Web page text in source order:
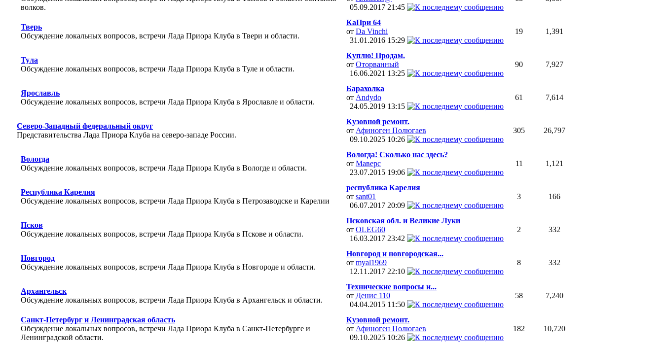
волков.
05.09.2017 21:45
Тверь
Обсуждение локальных вопросов, встречи Лада Приора Клуба в Твери и области.
КаПри 64
от Da Vinchi
31.01.2016 15:29
19 1,391
Тула
Обсуждение локальных вопросов, встречи Лада Приора Клуба в Туле и области.
Куплю! Продам.
от Оторванный
16.06.2021 13:25
90 7,927
Ярославль
Обсуждение локальных вопросов, встречи Лада Приора Клуба в Ярославле и области.
Барахолка
от Andydo
24.05.2019 13:15
61 7,614
Северо-Западный федеральный округ
Представительства Лада Приора Клуба на северо-западе России.
Кузовной ремонт.
от Афиноген Полюгаев
09.10.2025 10:26
305 26,797
Вологда
Обсуждение локальных вопросов, встречи Лада Приора Клуба в Вологде и области.
Вологда! Сколько нас здесь?
от Маверс
23.07.2015 19:06
11 1,121
Республика Карелия
Обсуждение локальных вопросов, встречи Лада Приора Клуба в Петрозаводске и Карелии
республика Карелия
от sant01
06.07.2017 20:09
3 166
Псков
Обсуждение локальных вопросов, встречи Лада Приора Клуба в Пскове и области.
Псковская обл. и Великие Луки
от OLEG60
16.03.2017 23:42
2 332
Новгород
Обсуждение локальных вопросов, встречи Лада Приора Клуба в Новгороде и области.
Новгород и новгородская...
от myal1969
12.11.2017 22:10
8 332
Архангельск
Обсуждение локальных вопросов, встречи Лада Приора Клуба в Архангельск и области.
Технические вопросы и...
от Денис 110
04.04.2015 11:50
58 7,240
Санкт-Петербург и Ленинградская область
Обсуждение локальных вопросов, встречи Лада Приора Клуба в Санкт-Петербурге и
Ленинградской области.
Кузовной ремонт.
от Афиноген Полюгаев
09.10.2025 10:26
182 10,720